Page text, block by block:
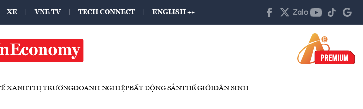
XE VNE TV TECH CONNECT ENGLISH ++
XANHTHỊ TRƯỜNGDOANH NGHIỆPBẤT ĐỘNG SẢNTHẾ GIỚIDÂN SINH